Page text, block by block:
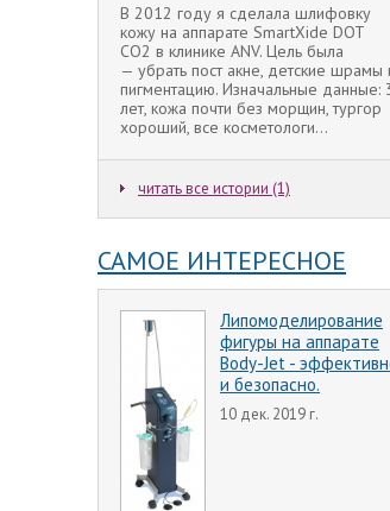
В 2012 году я сделала шлифовку
кожу на аппарате SmartXide DOT
CO2 в клинике ANV. Цель была
— убрать пост акне, детские шрамы
пигментацию. Изначальные данные:
лет, кожа почти без морщин, тургор
хороший, все косметологи...
читать все истории (1)
САМОЕ ИНТЕРЕСНОЕ
Липомоделирование
фигуры на аппарате
Body-Jet -
и безопасно.
10 дек. 2019 г.